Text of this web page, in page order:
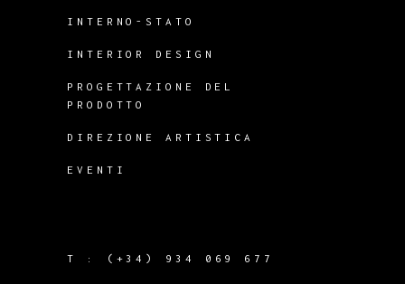
INTERNO-STATO
INTERIOR DESIGN
PROGETTAZIONE DEL
PRODOTTO
DIREZIONE ARTISTICA
EVENTI
T : (+34) 934 069 677